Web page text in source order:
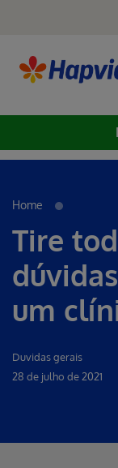
Erro ao incluir
Home
Tire
um
Duvidas gerais
28 de julho de 2021